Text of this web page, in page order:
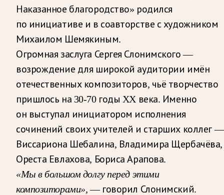
Наказанное благородство» родился
по инициативе и в соавторстве с художником
Михаилом Шемякиным.
Огромная заслуга Сергея Слонимского —
возрождение для широкой аудитории имён
отечественных композиторов, чьё творчество
пришлось на 30-70 годы XX века. Именно
он выступал инициатором исполнения
сочинений своих учителей и старших коллег —
Виссариона Шебалина, Владимира Щербачёва,
Ореста Евлахова, Бориса Арапова.
«Мы в большом долгу перед этими
композиторами»,— говорил Слонимский.